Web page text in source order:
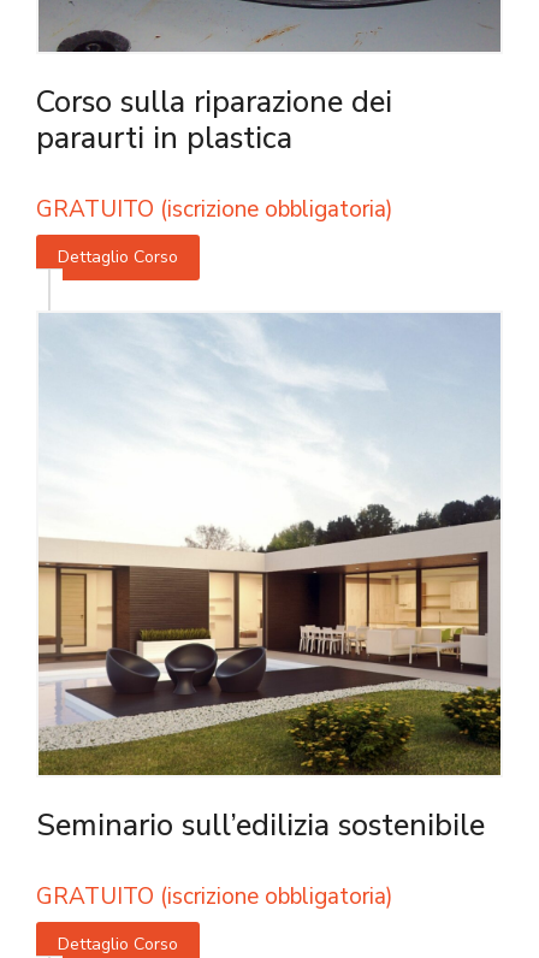
Corso sulla riparazione dei
paraurti in plastica
GRATUITO (iscrizione obbligatoria)
Dettaglio Corso
Seminario sull’edilizia sostenibile
GRATUITO (iscrizione obbligatoria)
Dettaglio Corso